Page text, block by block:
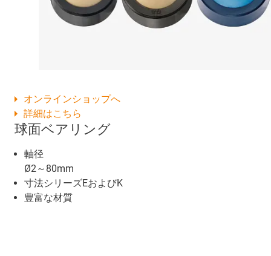
オンラインショップへ
詳細はこちら
球面ベアリング
軸径
Ø2～80mm
寸法シリーズEおよびK
豊富な材質